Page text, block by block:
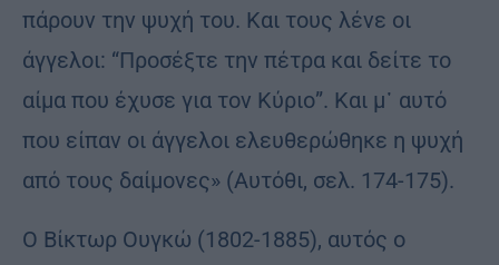
πάρουν την ψυχή του. Και τους λένε οι
άγγελοι: “Προσέξτε την πέτρα και δείτε το
αίμα που έχυσε για τον Κύριο”. Και μ᾿ αυτό
που είπαν οι άγγελοι ελευθερώθηκε η ψυχή
από τους δαίμονες» (Αυτόθι, σελ. 174-175).
Ο Βίκτωρ Ουγκώ (1802-1885), αυτός ο